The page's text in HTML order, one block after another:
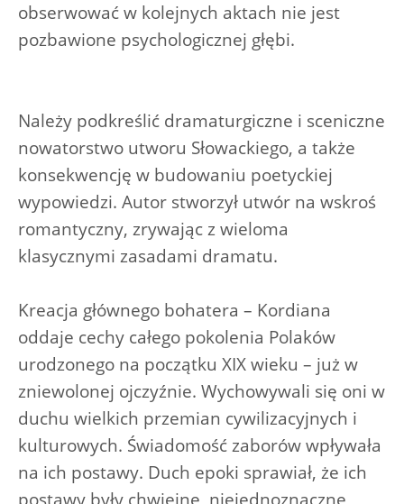
obserwować w kolejnych aktach nie jest
pozbawione psychologicznej głębi.
Należy podkreślić dramaturgiczne i sceniczne
nowatorstwo utworu Słowackiego, a także
konsekwencję w budowaniu poetyckiej
wypowiedzi. Autor stworzył utwór na wskroś
romantyczny, zrywając z wieloma
klasycznymi zasadami dramatu.
Kreacja głównego bohatera – Kordiana
oddaje cechy całego pokolenia Polaków
urodzonego na początku XIX wieku – już w
zniewolonej ojczyźnie. Wychowywali się oni w
duchu wielkich przemian cywilizacyjnych i
kulturowych. Świadomość zaborów wpływała
na ich postawy. Duch epoki sprawiał, że ich